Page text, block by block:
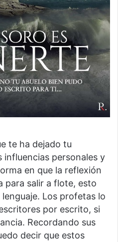
te ha dejado tu
influencias personales y
en que la reflexión
para salir a flote, esto
Los profetas lo
por escrito, si
Recordando sus
decir que estos